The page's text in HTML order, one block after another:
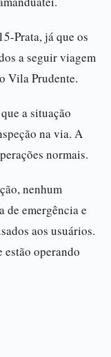
Prata, já que os
a seguir viagem
Vila Prudente.
a situação
na via. A
normais.
nenhum
de emergência e
aos usuários.
operando